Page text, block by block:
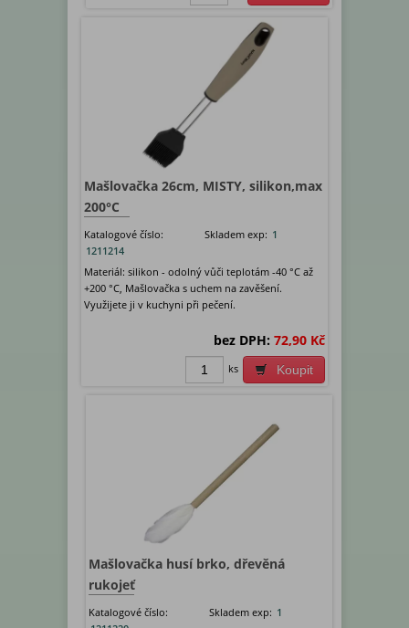
Mašlovačka 26cm, MISTY, silikon,max
200°C
Katalogové číslo:
1211214
Skladem exp: 1
Materiál: silikon - odolný vůči teplotám -40 °C až
+200 °C, Mašlovačka s uchem na zavěšení.
Využijete ji v kuchyni při pečení.
bez DPH: 72,90 Kč
Koupit
ks
Mašlovačka husí brko, dřevěná
rukojeť
Katalogové číslo:
Skladem exp: 1